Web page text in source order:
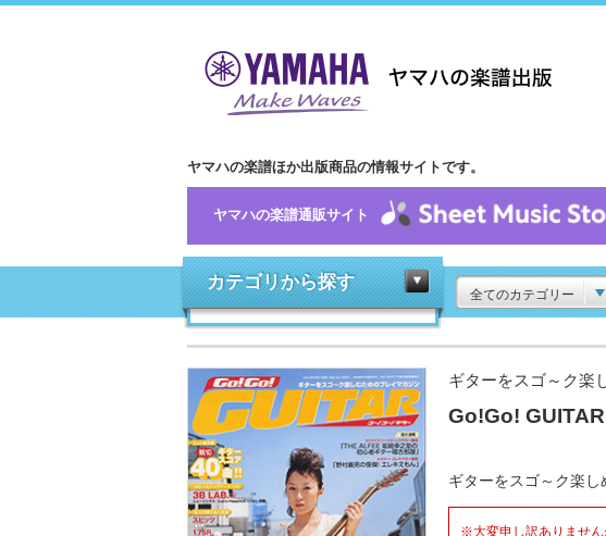
ヤマハの楽譜ほか出版商品の情報サイトです。
ヤマハの楽譜通販サイト
カテゴリから探す
全てのカテゴリー
ギターをスゴ～ク楽
Go!Go!
ギターをスゴ～ク楽
※大変申し訳ありません